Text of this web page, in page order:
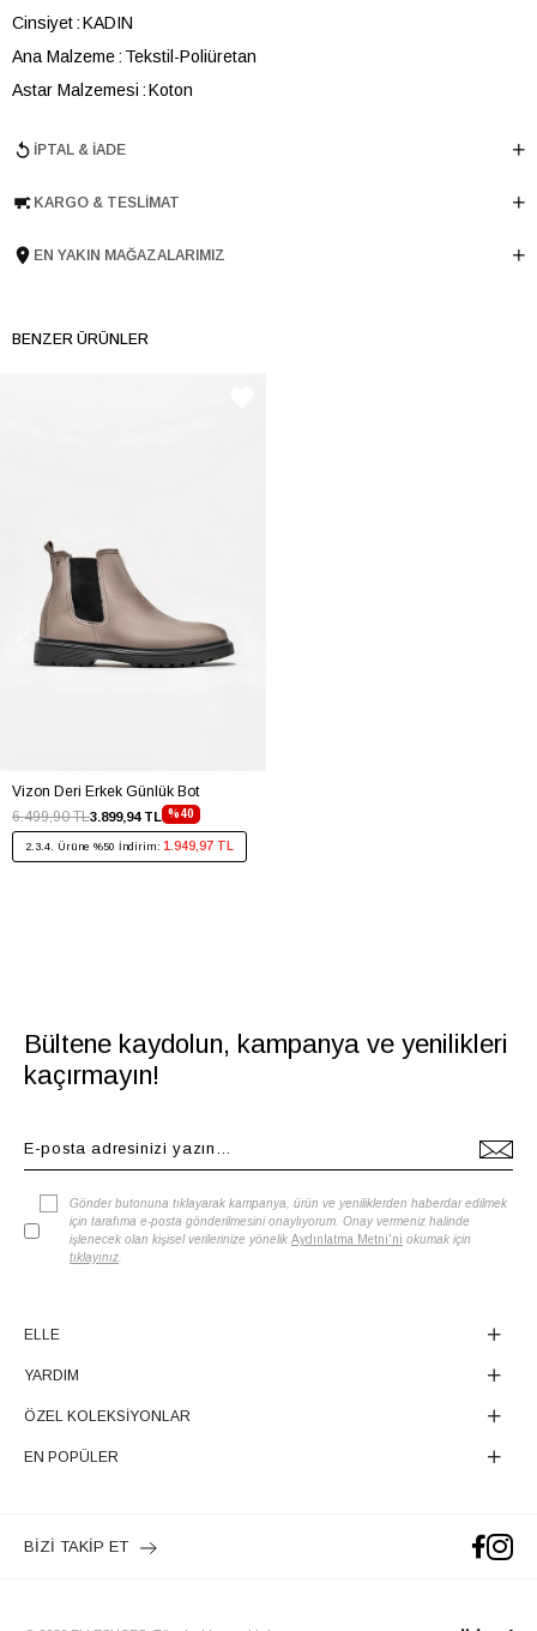
Cinsiyet KADIN
Ana Malzeme Tekstil-Poliüretan
Astar Malzemesi Koton
Boy 14 cm
Tema Soft Touch
İPTAL & İADE
KARGO & TESLIMAT
EN YAKIN MAĞAZALARIMIZ
BENZER ÜRÜNLER
Vizon Deri Erkek Günlük Bot
%40
3.899,94 TL
6.499,90 TL
2.3.4. Ürüne %50 İndirim: 1.949,97 TL
Bültene kaydolun, kampanya ve yenilikleri
kaçırmayın!
Gönder butonuna tıklayarak kampanya, ürün ve yeniliklerden haberdar edilmek
için tarafıma e-posta gönderilmesini onaylıyorum. Onay vermeniz halinde
işlenecek olan kişisel verilerinize yönelik Aydınlatma Metni'ni okumak için
tıklayınız
ELLE
YARDIM
ÖZEL KOLEKSİYONLAR
EN POPÜLER
BİZİ TAKİP ET